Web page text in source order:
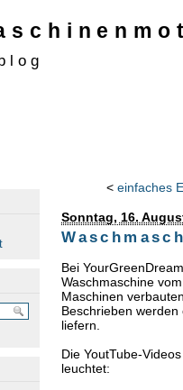
< einfaches
Sonntag, 16.
Bei
Waschmaschine
Maschinen
Beschrieben
liefern.
Die YoutTube-
leuchtet: